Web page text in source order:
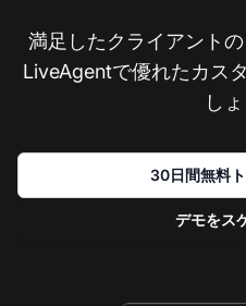
満足したクライアント
LiveAgentで優れたカス
しょ
30日間無料
デモをス